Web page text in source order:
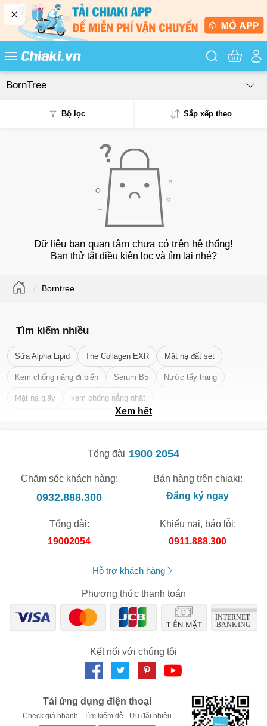
Tìm kiếm
BornTree
Bộ lọc Sắp xếp theo
Phổ biến
Mua nhiều
Mới nhất
Giá từ cao - thấp
Dữ liệu bạn quan tâm chưa có trên hệ thống!
Bạn thử tắt điều kiện lọc và tìm lại nhé?
Borntree
Tìm kiếm nhiều
Sữa Alpha Lipid The Collagen EXR Mặt nạ đất sét
Kem chống nắng đi biển Serum B5 Nước tẩy trang
Mặt nạ giấy kem chống nắng nhật
Xem hết
Tổng đài 1900 2054
Chăm sóc khách hàng:
0932.888.300
Bán hàng trên chiaki:
Đăng ký ngay
Tổng đài:
19002054
Khiếu nại, báo lỗi:
0911.888.300
Hỗ trợ khách hàng
Phương thức thanh toán
Kết nối với chúng tôi
Tải ứng dụng điện thoại
Check giá nhanh - Tìm kiếm dễ - Ưu đãi nhiều